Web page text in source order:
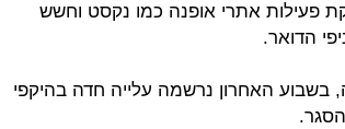
בגלל הפסקת פעילות אתרי אופנה כמו נקסט וחשש
הדואר.
בשבוע האחרון נרשמה עלייה חדה בהיקפי